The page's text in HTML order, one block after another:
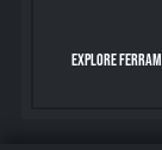
EXPLORE